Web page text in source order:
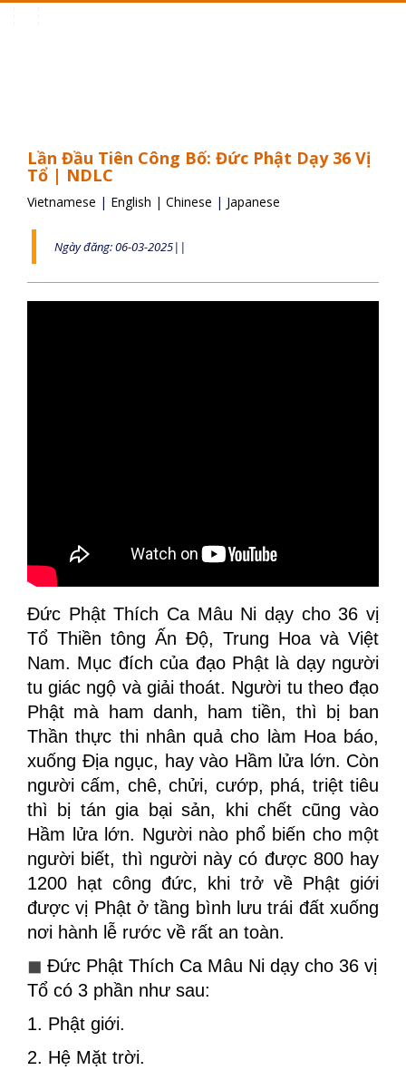
Lần Đầu Tiên Công Bố: Đức Phật Dạy 36 Vị
Tổ | NDLC
Vietnamese | English | Chinese | Japanese
Ngày đăng: 06-03-2025||
Đức Phật Thích Ca Mâu Ni dạy cho 36 vị
Tổ Thiền tông Ấn Độ, Trung Hoa và Việt
Nam. Mục đích của đạo Phật là dạy người
tu giác ngộ và giải thoát. Người tu theo đạo
Phật mà ham danh, ham tiền, thì bị ban
Thần thực thi nhân quả cho làm Hoa báo,
xuống Địa ngục, hay vào Hầm lửa lớn. Còn
người cấm, chê, chửi, cướp, phá, triệt tiêu
thì bị tán gia bại sản, khi chết cũng vào
Hầm lửa lớn. Người nào phổ biến cho một
người biết, thì người này có được 800 hay
1200 hạt công đức, khi trở về Phật giới
được vị Phật ở tầng bình lưu trái đất xuống
nơi hành lễ rước về rất an toàn.
◼ Đức Phật Thích Ca Mâu Ni dạy cho 36 vị
Tổ có 3 phần như sau:
1. Phật giới.
2. Hệ Mặt trời.